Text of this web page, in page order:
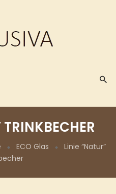
ECO Glas
Linie “Natur”